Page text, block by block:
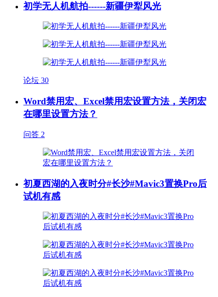
初学无人机航拍------新疆伊犁风光
论坛 30
Word禁用宏、Excel禁用宏设置方法，关闭宏
在哪里设置方法？
问答 2
初夏西湖的入夜时分#长沙#Mavic3置换Pro后
试机有感